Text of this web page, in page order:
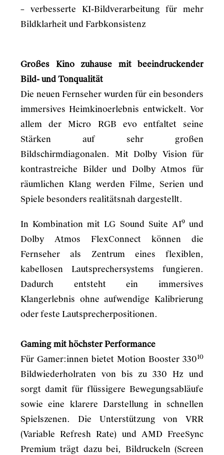
– verbesserte KI-Bildverarbeitung für mehr
Bildklarheit und Farbkonsistenz
Großes Kino zuhause mit beeindruckender
Bild- und Tonqualität
Die neuen Fernseher wurden für ein besonders
immersives Heimkinoerlebnis entwickelt. Vor
allem der Micro RGB evo entfaltet seine
Stärken auf sehr großen
Bildschirmdiagonalen. Mit Dolby Vision für
kontrastreiche Bilder und Dolby Atmos für
räumlichen Klang werden Filme, Serien und
Spiele besonders realitätsnah dargestellt.
In Kombination mit LG Sound Suite AI9und
Dolby Atmos FlexConnect können die
Fernseher als Zentrum eines flexiblen,
kabellosen Lautsprechersystems fungieren.
Dadurch entsteht ein immersives
Klangerlebnis ohne aufwendige Kalibrierung
oder feste Lautsprecherpositionen.
Gaming mit höchster Performance
Für Gamer:innen bietet Motion Booster 33010
Bildwiederholraten von bis zu 330 Hz und
sorgt damit für flüssigere Bewegungsabläufe
sowie eine klarere Darstellung in schnellen
Spielszenen. Die Unterstützung von VRR
(Variable Refresh Rate) und AMD FreeSync
Premium trägt dazu bei, Bildruckeln (Screen